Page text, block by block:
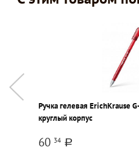
Ручка гелевая ErichKrause
круглый корпус
60 34 a